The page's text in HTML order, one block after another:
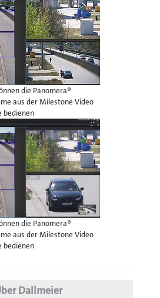
die Panomera®
aus der Milestone Video
bedienen
die Panomera®
aus der Milestone Video
bedienen
Dallmeier